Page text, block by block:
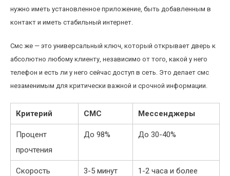
нужно иметь установленное приложение, быть добавленным в
контакт и иметь стабильный интернет.
Смс же — это универсальный ключ, который открывает дверь к
абсолютно любому клиенту, независимо от того, какой у него
телефон и есть ли у него сейчас доступ в сеть. Это делает смс
незаменимым для критически важной и срочной информации.
Критерий СМС Мессенджеры
Процент
прочтения
До 98% До 30-40%
Скорость
3-5 минут 1-2 часа и более